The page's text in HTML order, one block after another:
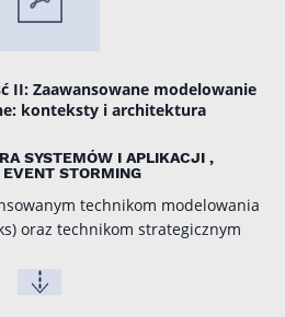
II: Zaawansowane modelowanie
konteksty i architektura
SYSTEMÓW I APLIKACJI ,
STORMING
technikom modelowania
oraz technikom strategicznym